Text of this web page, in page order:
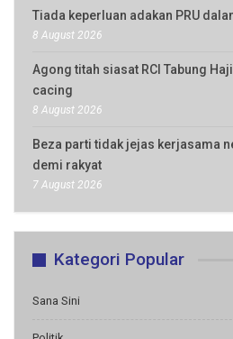
Tiada keperluan adakan PRU
8 August 2026
Agong titah siasat RCI Tabung
cacing
8 August 2026
Beza parti tidak jejas kerjasama
demi rakyat
7 August 2026
Kategori Popular
Sana Sini